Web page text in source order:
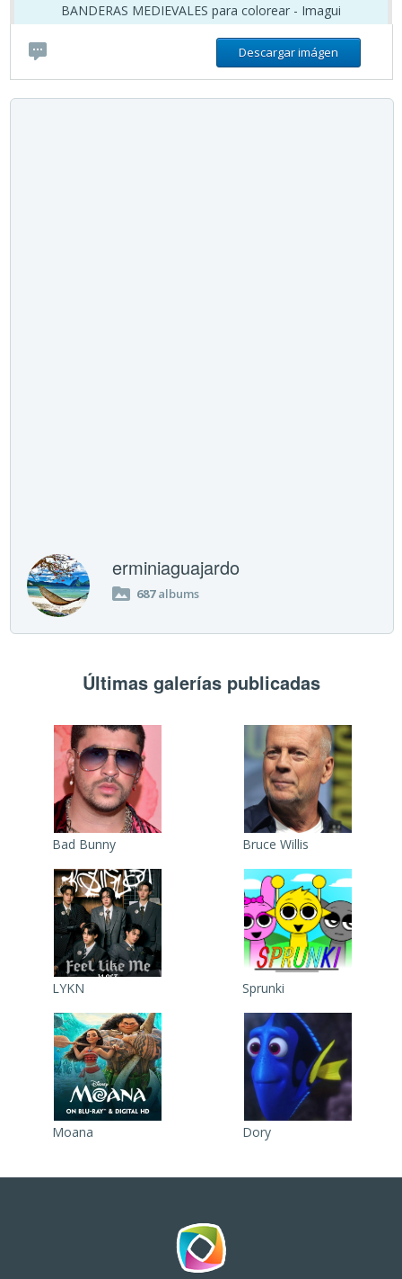
BANDERAS MEDIEVALES para colorear - Imagui
Descargar imágen
erminiaguajardo
687albums
Últimas galerías publicadas
Bad Bunny Bruce Willis
LYKN Sprunki
Moana Dory